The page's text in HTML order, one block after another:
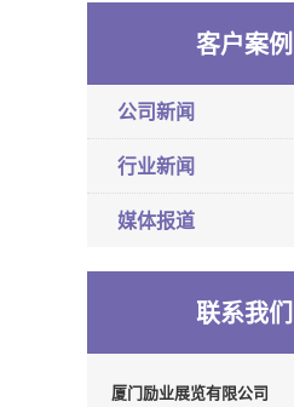
客户案例
公司新闻
行业新闻
媒体报道
联系我们
厦门励业展览有限公司